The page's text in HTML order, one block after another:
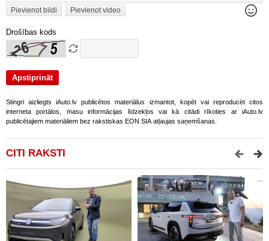
Pievienot bildi Pievienot video
Drošības kods
Stingri aizliegts iAuto.lv publicētos materiālus izmantot, kopēt vai reproducēt citos
interneta portālos, masu informācijas līdzekļos vai kā citādi rīkoties ar iAuto.lv
publicētajiem materiāliem bez rakstiskas EON SIA atļaujas saņemšanas.
CITI RAKSTI